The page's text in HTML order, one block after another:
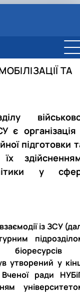
правил військового
в НУБіП України
облік
в Голосіївському
у Голосїівському РТЦК
ТА
є організація
підготовки
у
із ЗСУ
біоресурсів
утворений у
ради